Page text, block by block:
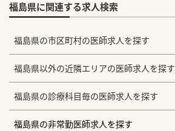
福島県に関連する求人検索
福島県の市区町村の医師求人を探す
福島県以外の近隣エリアの医師求人を探す
福島県の診療科目毎の医師求人を探す
福島県の非常勤医師求人を探す